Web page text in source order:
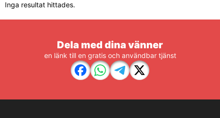
Inga resultat hittades.
Dela med dina vänner
en länk till en gratis och användbar tjänst